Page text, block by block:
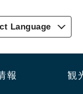
Language
報 観